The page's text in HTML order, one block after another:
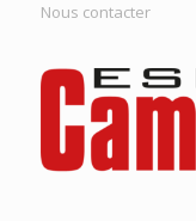
Nous contacter